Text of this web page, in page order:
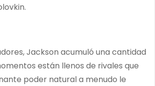
Jackson acumuló una cantidad
están llenos de rivales que
poder natural a menudo le